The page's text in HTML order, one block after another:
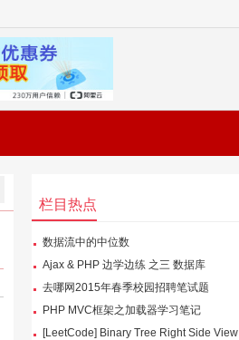
栏目热点
数据流中的中位数
Ajax & PHP 边学边练 之三 数据库
去哪网2015年春季校园招聘笔试题
PHP MVC框架之加载器学习笔记
[LeetCode] Binary Tree Right Side View